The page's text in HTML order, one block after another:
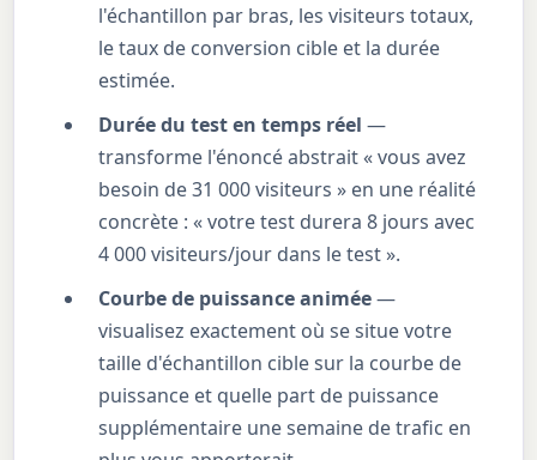
l'échantillon par bras, les visiteurs totaux,
le taux de conversion cible et la durée
estimée.
Durée du test en temps réel —
transforme l'énoncé abstrait « vous avez
besoin de 31 000 visiteurs » en une réalité
concrète : « votre test durera 8 jours avec
4 000 visiteurs/jour dans le test ».
Courbe de puissance animée—
visualisez exactement où se situe votre
taille d'échantillon cible sur la courbe de
puissance et quelle part de puissance
supplémentaire une semaine de trafic en